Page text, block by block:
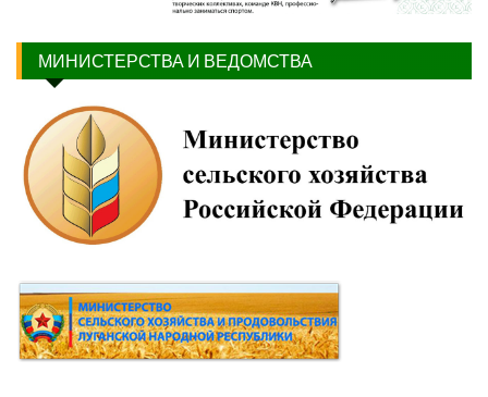
МИНИСТЕРСТВА И ВЕДОМСТВА